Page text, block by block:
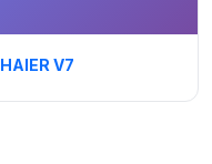
HAIER V7